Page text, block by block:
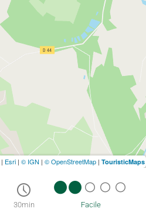
30min Facile
| Esri | © IGN | © OpenStreetMap | TouristicMaps